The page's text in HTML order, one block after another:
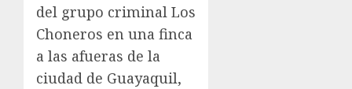
del grupo criminal Los
Choneros en una finca
a las afueras de la
ciudad de Guayaquil,